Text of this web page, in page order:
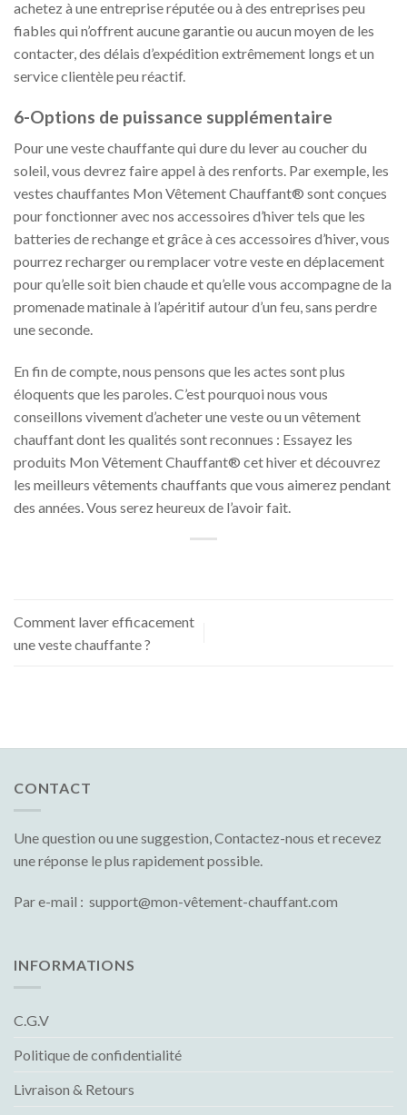
achetez à une entreprise réputée ou à des entreprises peu
fiables qui n’offrent aucune garantie ou aucun moyen de les
contacter, des délais d’expédition extrêmement longs et un
service clientèle peu réactif.
6-Options de puissance supplémentaire
Pour une veste chauffante qui dure du lever au coucher du
soleil, vous devrez faire appel à des renforts. Par exemple, les
vestes chauffantes Mon Vêtement Chauffant® sont conçues
pour fonctionner avec nos accessoires d’hiver tels que les
batteries de rechange et grâce à ces accessoires d’hiver, vous
pourrez recharger ou remplacer votre veste en déplacement
pour qu’elle soit bien chaude et qu’elle vous accompagne de la
promenade matinale à l’apéritif autour d’un feu, sans perdre
une seconde.
En fin de compte, nous pensons que les actes sont plus
éloquents que les paroles. C’est pourquoi nous vous
conseillons vivement d’acheter une veste ou un vêtement
chauffant dont les qualités sont reconnues : Essayez les
produits Mon Vêtement Chauffant® cet hiver et découvrez
les meilleurs vêtements chauffants que vous aimerez pendant
des années. Vous serez heureux de l’avoir fait.
Comment laver efficacement
une veste chauffante ?
CONTACT
Une question ou une suggestion, Contactez-nous et recevez
une réponse le plus rapidement possible.
Par e-mail : support@mon-vêtement-chauffant.com
INFORMATIONS
C.G.V
Politique de confidentialité
Livraison & Retours